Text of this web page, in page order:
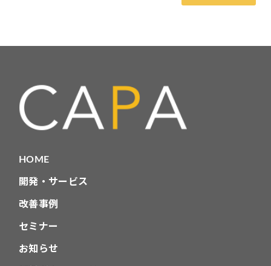
HOME
開発・サービス
改善事例
セミナー
お知らせ